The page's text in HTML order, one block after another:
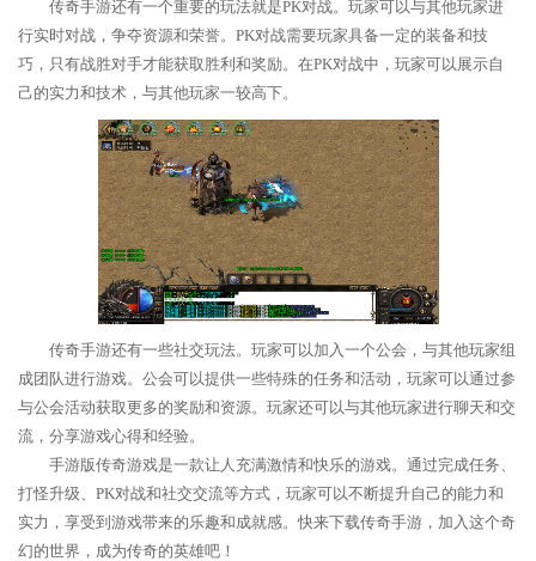
传奇手游还有一个重要的玩法就是PK对战。玩家可以与其他玩家进
行实时对战，争夺资源和荣誉。PK对战需要玩家具备一定的装备和技
巧，只有战胜对手才能获取胜利和奖励。在PK对战中，玩家可以展示自
己的实力和技术，与其他玩家一较高下。
传奇手游还有一些社交玩法。玩家可以加入一个公会，与其他玩家组
成团队进行游戏。公会可以提供一些特殊的任务和活动，玩家可以通过参
与公会活动获取更多的奖励和资源。玩家还可以与其他玩家进行聊天和交
流，分享游戏心得和经验。
手游版传奇游戏是一款让人充满激情和快乐的游戏。通过完成任务、
打怪升级、PK对战和社交交流等方式，玩家可以不断提升自己的能力和
实力，享受到游戏带来的乐趣和成就感。快来下载传奇手游，加入这个奇
幻的世界，成为传奇的英雄吧！